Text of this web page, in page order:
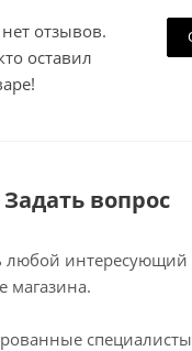
отзывов.
оставил
Задать вопрос
любой интересующий
магазина.
специалисты